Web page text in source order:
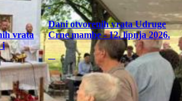
vrata
i
Dani otvorenih vrata Udruge
Crne mambe - 12. lipnja 2026.